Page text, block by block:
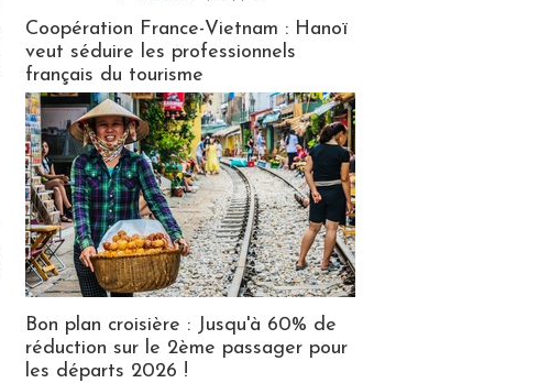
Coopération France-Vietnam : Hanoï
veut séduire les professionnels
français du tourisme
Bon plan croisière : Jusqu'à 60% de
réduction sur le 2ème passager pour
les départs 2026 !